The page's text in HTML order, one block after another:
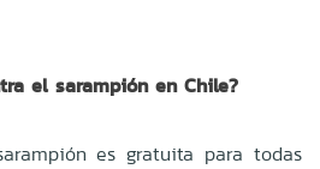
el sarampión en Chile?
es gratuita para todas